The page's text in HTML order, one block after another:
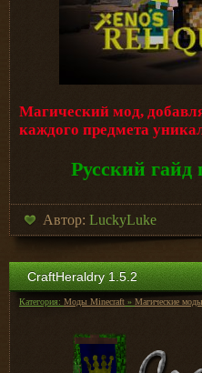
Магический мод,
каждого предмета
Русский
Автор: LuckyLuke
CraftHeraldry 1.5.2
Категория: Моды Minecraft » Магические моды